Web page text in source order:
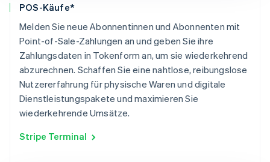
POS-Käufe*
Melden Sie neue Abonnentinnen und Abonnenten mit
Point-of-Sale-Zahlungen an und geben Sie ihre
Zahlungsdaten in Tokenform an, um sie wiederkehrend
abzurechnen. Schaffen Sie eine nahtlose, reibungslose
Nutzererfahrung für physische Waren und digitale
Dienstleistungspakete und maximieren Sie
wiederkehrende Umsätze.
Stripe Terminal